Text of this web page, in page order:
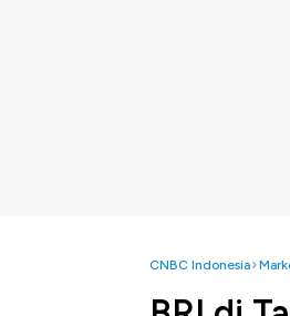
CNBC Indonesia